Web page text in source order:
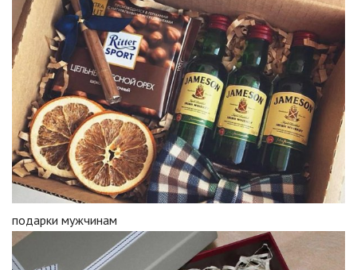
подарки мужчинам